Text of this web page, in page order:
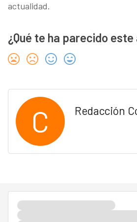
actualidad.
¿Qué te ha parecido
C Redacción